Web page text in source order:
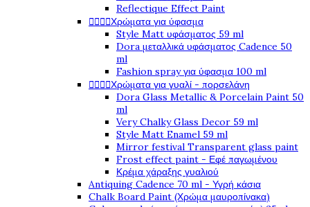
Reflectique Effect Paint
Χρώματα για ύφασμα
Style Matt υφάσματος 59 ml
Dora μεταλλικά υφάσματος Cadence 50
ml
Fashion spray για ύφασμα 100 ml
Χρώματα για γυαλί - πορσελάνη
Dora Glass Metallic & Porcelain Paint 50
ml
Very Chalky Glass Decor 59 ml
Style Matt Enamel 59 ml
Mirror festival Transparent glass paint
Frost effect paint - Εφέ παγωμένου
Κρέμα χάραξης γυαλιού
Antiquing Cadence 70 ml - Υγρή κάσια
Chalk Board Paint (Χρώμα μαυροπίνακα)